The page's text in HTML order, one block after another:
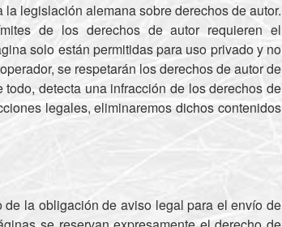
legislación alemana sobre derechos de autor.
de los derechos de autor requieren el
solo están permitidas para uso privado y no
se respetarán los derechos de autor de
detecta una infracción de los derechos de
legales, eliminaremos dichos contenidos
la obligación de aviso legal para el envío de